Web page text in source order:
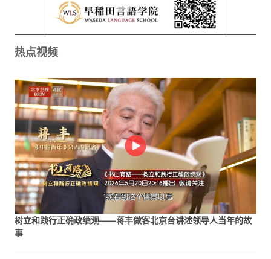
热点视频
树立和践行正确政绩观——蒋丰做客北京台讲述领导人当年的故
事